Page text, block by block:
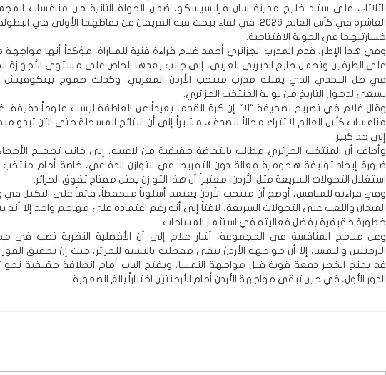
الثلاثاء، على ستاد خليج مدينة سان فرانسيسكو، ضمن الجولة الثانية من منافسات
العاشرة في كأس العالم 2026، في لقاء يبحث فيه الفريقان عن نقاطهما الأولى في
خسارتيهما في الجولة الافتتاحية.
وفي هذا الإطار، قدم المدرب الجزائري أحمد غلام قراءة فنية للمباراة، مؤكداً أنها مواجهة
على الطرفين وتحمل طابع الديربي العربي، إلى جانب بعدها الخاص على مستوى الأجهزة
في ظل التحدي الذي يمثله مدرب منتخب الأردن المغربي، وكذلك طموح بيتكوفيتش
يسعى لدخول التاريخ من بوابة المنتخب الجزائري.
وقال غلام في تصريح لصحيفة "لا" إن كرة القدم، بعيداً عن العاطفة ليست علوماً دقيقة،
منافسات كأس العالم لا تترك مجالاً للصدف، مشيراً إلى أن النتائج المسجلة حتى الآن تبدو
إلى حد كبير.
وأضاف أن المنتخب الجزائري مطالب بانتفاضة حقيقية من لاعبيه، إلى جانب تصحيح
ضرورة إيجاد توليفة هجومية فعالة دون التفريط في التوازن الدفاعي، خاصة أمام منتخب
استغلال التحولات السريعة مثل الأردن، معتبراً أن هذا التوازن يمثل مفتاح تفوق الجزائر.
وفي قراءته للمنافس، أوضح أن منتخب الأردن يعتمد أسلوباً متحفظاً، قائماً على التكتل
الميدان واللعب على التحولات السريعة، لافتاً إلى أنه رغم اعتماده على مهاجم واحد إلا أنه
خطورة حقيقية بفضل فعاليته في استثمار المساحات.
وعن ملامح المنافسة في المجموعة، أشار غلام إلى أن الأفضلية النظرية تصب في
الأرجنتين والنمسا، إلا أن مواجهة الأردن تبقى مفصلية بالنسبة للجزائر، حيث إن تحقيق
قد يمنح الخضر دفعة قوية قبل مواجهة النمسا، ويفتح الباب أمام انطلاقة حقيقية نحو
الدور الأول، في حين تبقى مواجهة الأردن أمام الأرجنتين اختباراً بالغ الصعوبة.